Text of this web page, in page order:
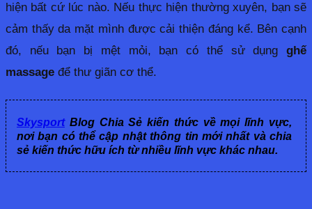
hiện bất cứ lúc nào. Nếu thực hiện thường xuyên, bạn sẽ
cảm thấy da mặt mình được cải thiện đáng kể. Bên cạnh
đó, nếu bạn bị mệt mỏi, bạn có thể sử dụng ghế
massage để thư giãn cơ thể.
SkysportBlog Chia Sẻ kiến thức về mọi lĩnh vực,
nơi bạn có thể cập nhật thông tin mới nhất và chia
sẻ kiến thức hữu ích từ nhiều lĩnh vực khác nhau.